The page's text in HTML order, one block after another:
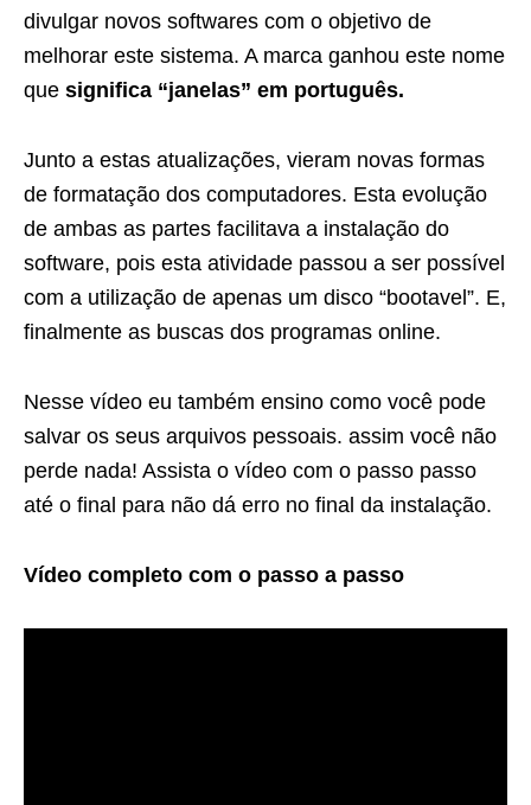
divulgar novos softwares com o objetivo de
melhorar este sistema. A marca ganhou este nome
que significa “janelas” em português.
Junto a estas atualizações, vieram novas formas
de formatação dos computadores. Esta evolução
de ambas as partes facilitava a instalação do
software, pois esta atividade passou a ser possível
com a utilização de apenas um disco “bootavel”. E,
finalmente as buscas dos programas online.
Nesse vídeo eu também ensino como você pode
salvar os seus arquivos pessoais. assim você não
perde nada! Assista o vídeo com o passo passo
até o final para não dá erro no final da instalação.
Vídeo completo com o passo a passo